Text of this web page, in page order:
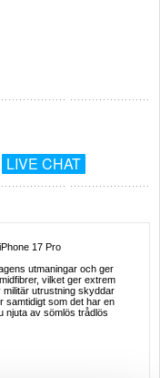
LIVE CHAT
17 Pro
utmaningar och ger
vilket ger extrem
militär utrustning skyddar
samtidigt som det har en
njuta av sömlös trådlös